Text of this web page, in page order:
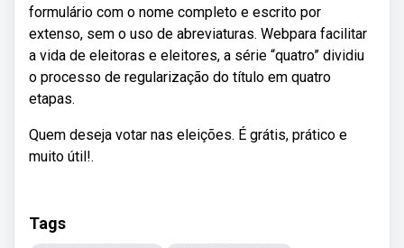
formulário com o nome completo e escrito por
extenso, sem o uso de abreviaturas. Webpara facilitar
a vida de eleitoras e eleitores, a série “quatro” dividiu
o processo de regularização do título em quatro
etapas.
Quem deseja votar nas eleições. É grátis, prático e
muito útil!.
Tags